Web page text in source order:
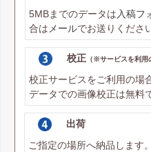
5MBまでのデータは 入稿フ
合は メールでお送りください
校正 （※サービスを利用
校正サービスをご利用の場
データでの画像校正は無料
出荷
ご指定の場所へ納品します